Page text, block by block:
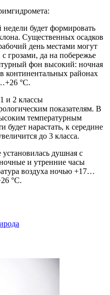
будет формировать
Существенных осадков
день местами могут
грозами, да на побережье
фон высокий: ночная
континентальных районах
°C.
и 2 классы
показателям. В
температурным
нарастать, к середине
до 3 класса.
душная с
и утренние часы
воздуха ночью +17…
°C.